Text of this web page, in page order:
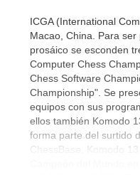
ICGA (International
Macao, China. Para
prosáico se esconden
Computer Chess
Chess Software
Championship". Se
equipos con sus
ellos también Komodo
forma parte del surtido
ChessBase. Komodo